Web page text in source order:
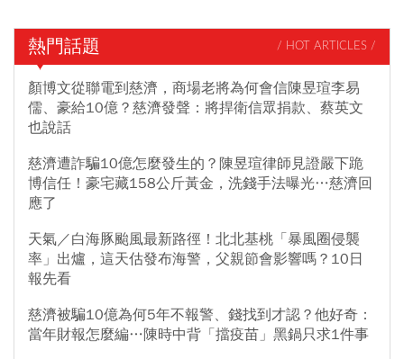
熱門話題 / HOT ARTICLES /
顏博文從聯電到慈濟，商場老將為何會信陳昱瑄李易
儒、豪給10億？慈濟發聲：將捍衛信眾捐款、蔡英文
也說話
慈濟遭詐騙10億怎麼發生的？陳昱瑄律師見證嚴下跪
博信任！豪宅藏158公斤黃金，洗錢手法曝光…慈濟回
應了
天氣／白海豚颱風最新路徑！北北基桃「暴風圈侵襲
率」出爐，這天估發布海警，父親節會影響嗎？10日
報先看
慈濟被騙10億為何5年不報警、錢找到才認？他好奇：
當年財報怎麼編…陳時中背「擋疫苗」黑鍋只求1件事